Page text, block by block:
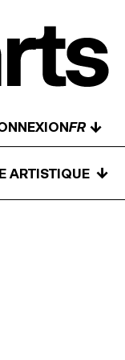
↓
ARTISTIQUE ↓